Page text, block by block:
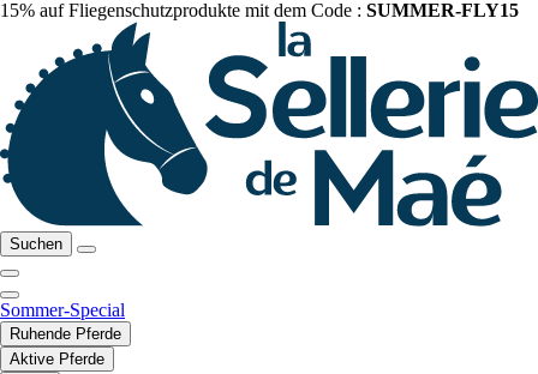
15% auf Fliegenschutzprodukte mit dem Code : SUMMER-FLY15
Suchen
Sommer-Special
Ruhende Pferde
Aktive Pferde